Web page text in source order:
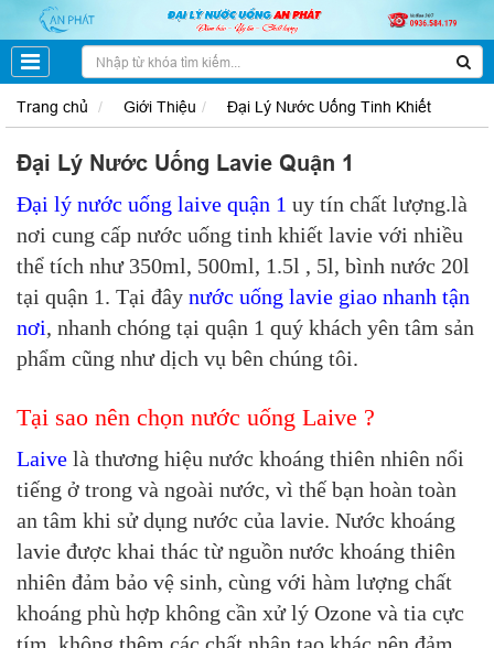
Trang chủ Giới Thiệu Đại Lý Nước Uống Tinh Khiết
Đại Lý Nước Uống Lavie Quận 1
Đại lý nước uống laive quận 1 uy tín chất lượng.là
nơi cung cấp nước uống tinh khiết lavie với nhiều
thể tích như 350ml, 500ml, 1.5l , 5l, bình nước 20l
tại quận 1. Tại đây nước uống lavie giao nhanh tận
nơi, nhanh chóng tại quận 1 quý khách yên tâm sản
phẩm cũng như dịch vụ bên chúng tôi.
Tại sao nên chọn nước uống Laive ?
Laive là thương hiệu nước khoáng thiên nhiên nổi
tiếng ở trong và ngoài nước, vì thế bạn hoàn toàn
an tâm khi sử dụng nước của lavie. Nước khoáng
lavie được khai thác từ nguồn nước khoáng thiên
nhiên đảm bảo vệ sinh, cùng với hàm lượng chất
khoáng phù hợp không cần xử lý Ozone và tia cực